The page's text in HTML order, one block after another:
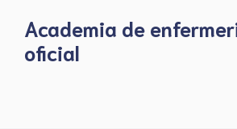
content
Academia de
oficial